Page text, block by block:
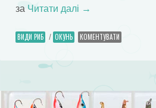
за Читати далі →
ВИДИ РИБ / ОКУНЬ КОМЕНТУВАТИ